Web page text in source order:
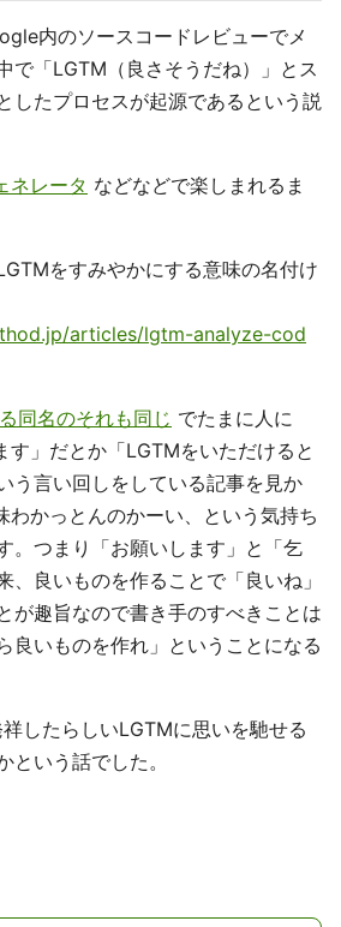
内のソースコードレビューでメ
で「LGTM（良さそうだね）」とス
したプロセスが起源であるという説
ネレータ などなどで楽しまれるま
をすみやかにする意味の名付け
articles/lgtm-analyze-cod
同名のそれも同じ でたまに人に
す」だとか「LGTMをいただけると
う言い回しをしている記事を見か
わかっとんのかーい、という気持ち
。つまり「お願いします」と「乞
、良いものを作ることで「良いね」
が趣旨なので書き手のすべきことは
良いものを作れ」ということになる
したらしいLGTMに思いを馳せる
という話でした。